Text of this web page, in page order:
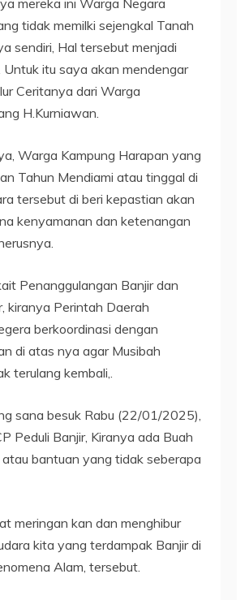
mereka ini Warga Negara
tidak memilki sejengkal Tanah
sendiri, Hal tersebut menjadi
Untuk itu saya akan mendengar
Ceritanya dari Warga
H.Kurniawan.
Warga Kampung Harapan yang
Tahun Mendiami atau tinggal di
tersebut di beri kepastian akan
kenyamanan dan ketenangan
Penanggulangan Banjir dan
kiranya Perintah Daerah
berkoordinasi dengan
di atas nya agar Musibah
terulang kembali,.
sana besuk Rabu (22/01/2025),
Peduli Banjir, Kiranya ada Buah
bantuan yang tidak seberapa
meringan kan dan menghibur
kita yang terdampak Banjir di
Alam, tersebut.